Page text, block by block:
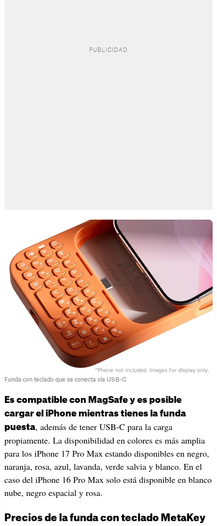
Funda con teclado que se conecta vía USB-C
Es compatible con MagSafe y es posible
cargar el iPhone mientras tienes la funda
puesta, además de tener USB-C para la carga
propiamente. La disponibilidad en colores es más amplia
para los iPhone 17 Pro Max estando disponibles en negro,
naranja, rosa, azul, lavanda, verde salvia y blanco. En el
caso del iPhone 16 Pro Max solo está disponible en blanco
nube, negro espacial y rosa.
Precios de la funda con teclado MetaKey